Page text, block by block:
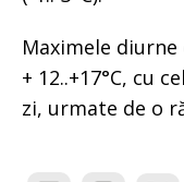
Maximele diurne
+ 12..+17°C, cu
zi, urmate de o